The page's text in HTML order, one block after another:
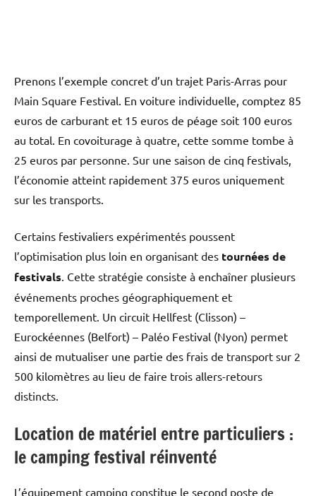
Prenons l’exemple concret d’un trajet Paris-Arras pour
Main Square Festival. En voiture individuelle, comptez 85
euros de carburant et 15 euros de péage soit 100 euros
au total. En covoiturage à quatre, cette somme tombe à
25 euros par personne. Sur une saison de cinq festivals,
l’économie atteint rapidement 375 euros uniquement
sur les transports.
Certains festivaliers expérimentés poussent
l’optimisation plus loin en organisant des tournées de
festivals . Cette stratégie consiste à enchaîner plusieurs
événements proches géographiquement et
temporellement. Un circuit Hellfest (Clisson) –
Eurockéennes (Belfort) – Paléo Festival (Nyon) permet
ainsi de mutualiser une partie des frais de transport sur 2
500 kilomètres au lieu de faire trois allers-retours
distincts.
Location de matériel entre particuliers :
le camping festival réinventé
L’équipement camping constitue le second poste de